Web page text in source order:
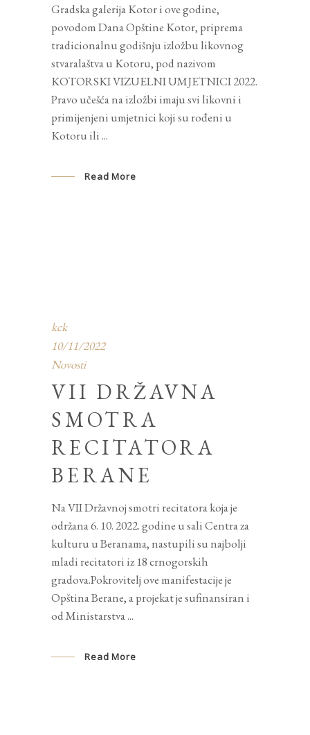
Gradska galerija Kotor i ove godine,
povodom Dana Opštine Kotor, priprema
tradicionalnu godišnju izložbu likovnog
stvaralaštva u Kotoru, pod nazivom
KOTORSKI VIZUELNI UMJETNICI 2022.
Pravo učešća na izložbi imaju svi likovni i
primijenjeni umjetnici koji su rođeni u
Kotoru ili
Read More
kck
10/11/2022
Novosti
VII DRŽAVNA
SMOTRA
RECITATORA
BERANE
Na VII Državnoj smotri recitatora koja je
održana 6. 10. 2022. godine u sali Centra za
kulturu u Beranama, nastupili su najbolji
mladi recitatori iz 18 crnogorskih
gradova.Pokrovitelj ove manifestacije je
Opština Berane, a projekat je sufinansiran i
od Ministarstva
Read More